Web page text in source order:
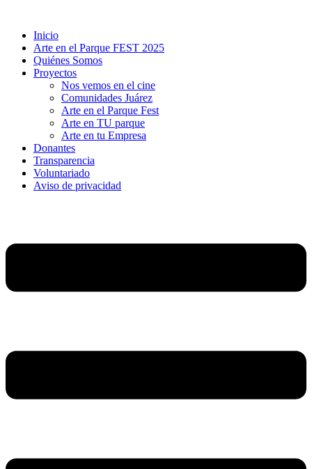
contenido
Inicio
Arte en el Parque FEST 2025
Quiénes Somos
Proyectos
Nos vemos en el cine
Comunidades Juárez
Arte en el Parque Fest
Arte en TU parque
Arte en tu Empresa
Donantes
Transparencia
Voluntariado
Aviso de privacidad